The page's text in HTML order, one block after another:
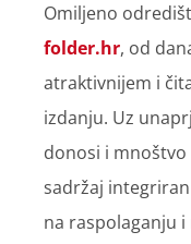
Omiljeno
folder.hr, od
atraktivnijem i
izdanju. Uz
donosi i
sadržaj
na raspolaganju